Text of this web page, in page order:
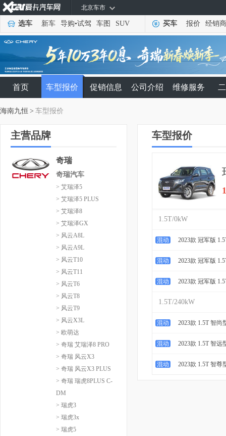
北京车市
选车 新车 导购•试驾 车图 SUV 买车 报价 经销商
首页 车型报价 促销信息 公司介绍 维修服务
海南九恒 > 车型报价
主营品牌
奇瑞
奇瑞汽车
> 艾瑞泽5
> 艾瑞泽5 PLUS
> 艾瑞泽8
> 艾瑞泽GX
> 风云A8L
> 风云A9L
> 风云T10
> 风云T11
> 风云T6
> 风云T8
> 风云T9
> 风云X3L
> 欧萌达
> 奇瑞 艾瑞泽8 PRO
> 奇瑞 风云X3
> 奇瑞 风云X3 PLUS
> 奇瑞 瑞虎8PLUS C-
DM
> 瑞虎3
> 瑞虎3x
> 瑞虎5
车型报价
1.5T/0kW
混动 2023款 冠军版
混动 2023款 冠军版
混动 2023款 冠军版
1.5T/240kW
混动 2023款 1.5T 智尚
混动 2023款 1.5T 智远
混动 2023款 1.5T 智尊